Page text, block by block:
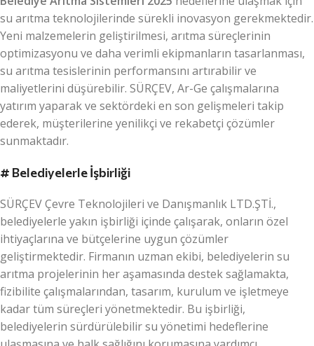
su arıtma teknolojilerinde sürekli inovasyon gerekmektedir.
Yeni malzemelerin geliştirilmesi, arıtma süreçlerinin
optimizasyonu ve daha verimli ekipmanların tasarlanması,
su arıtma tesislerinin performansını artırabilir ve
maliyetlerini düşürebilir. SÜRÇEV, Ar-Ge çalışmalarına
yatırım yaparak ve sektördeki en son gelişmeleri takip
ederek, müşterilerine yenilikçi ve rekabetçi çözümler
sunmaktadır.
# Belediyelerle İşbirliği
SÜRÇEV Çevre Teknolojileri ve Danışmanlık LTD.ŞTİ.,
belediyelerle yakın işbirliği içinde çalışarak, onların özel
ihtiyaçlarına ve bütçelerine uygun çözümler
geliştirmektedir. Firmanın uzman ekibi, belediyelerin su
arıtma projelerinin her aşamasında destek sağlamakta,
fizibilite çalışmalarından, tasarım, kurulum ve işletmeye
kadar tüm süreçleri yönetmektedir. Bu işbirliği,
belediyelerin sürdürülebilir su yönetimi hedeflerine